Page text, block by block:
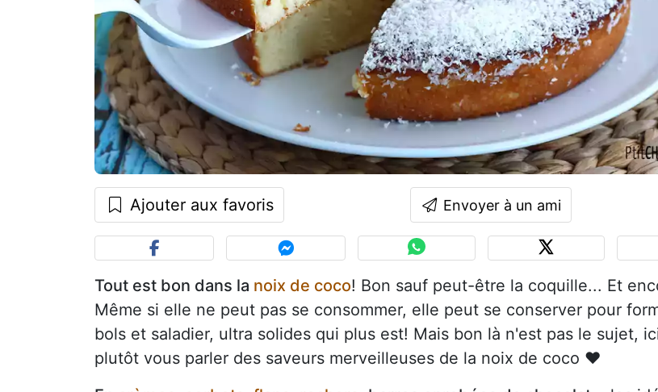
Ajouter aux favoris Envoyer à un ami
Tout est bon dans la noix de coco! Bon sauf peut-être la coquille... Et
Même si elle ne peut pas se consommer, elle peut se conserver pour
bols et saladier, ultra solides qui plus est! Mais bon là n'est pas le sujet,
plutôt vous parler des saveurs merveilleuses de la noix de coco ♥